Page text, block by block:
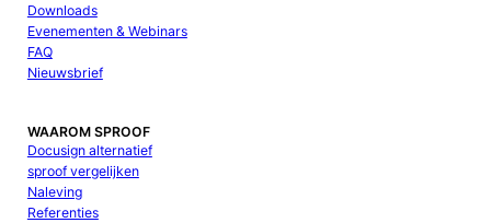
Downloads
Evenementen & Webinars
FAQ
Nieuwsbrief
WAAROM SPROOF
Docusign alternatief
sproof vergelijken
Naleving
Referenties